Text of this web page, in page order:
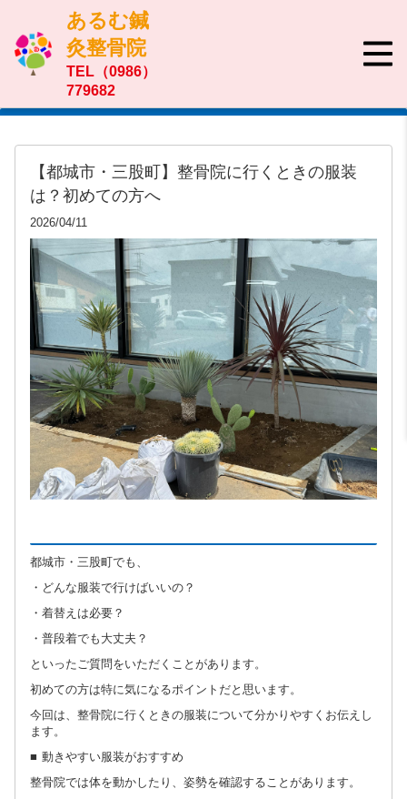
あるむ鍼
灸整骨院
TEL（0986）
779682
【都城市・三股町】整骨院に行くときの服装
は？初めての方へ
2026/04/11
都城市・三股町でも、
・どんな服装で行けばいいの？
・着替えは必要？
・普段着でも大丈夫？
といったご質問をいただくことがあります。
初めての方は特に気になるポイントだと思います。
今回は、整骨院に行くときの服装について分かりやすくお伝えし
ます。
■ 動きやすい服装がおすすめ
整骨院では体を動かしたり、姿勢を確認することがあります。